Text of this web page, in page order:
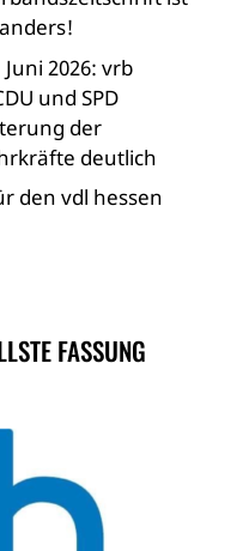
2026: vrb
und SPD
der
deutlich
den vdl hessen
FASSUNG